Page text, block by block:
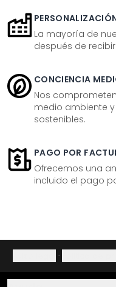
La mayoría de
después de
CONCIENCIA
Nos
medio ambiente
sostenibles.
PAGO POR
Ofrecemos una
incluido el pago
·